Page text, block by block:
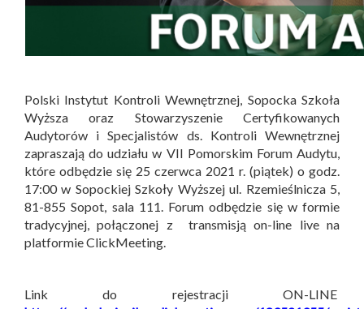
Polski Instytut Kontroli Wewnętrznej, Sopocka Szkoła
Wyższa oraz Stowarzyszenie Certyfikowanych
Audytorów i Specjalistów ds. Kontroli Wewnętrznej
zapraszają do udziału w VII Pomorskim Forum Audytu,
które odbędzie się 25 czerwca 2021 r. (piątek) o godz.
17:00 w Sopockiej Szkoły Wyższej ul. Rzemieślnicza 5,
81-855 Sopot, sala 111. Forum odbędzie się w formie
tradycyjnej, połączonej z transmisją on-line live na
platformie ClickMeeting.
Link do rejestracji ON-LINE